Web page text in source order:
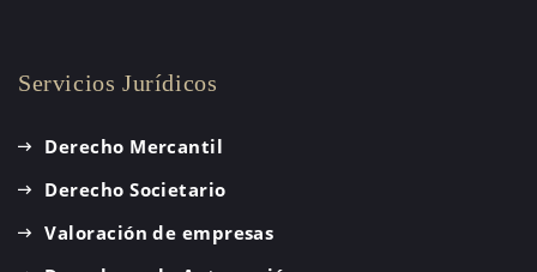
Servicios Jurídicos
Derecho Mercantil
Derecho Societario
Valoración de empresas